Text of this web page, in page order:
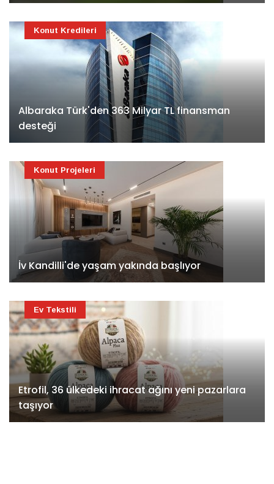
Albaraka Türk'den 363 Milyar TL finansman
desteği
Konut Kredileri
İv Kandilli'de yaşam yakında başlıyor
Konut Projeleri
Etrofil, 36 ülkedeki ihracat ağını yeni pazarlara
taşıyor
Ev Tekstili